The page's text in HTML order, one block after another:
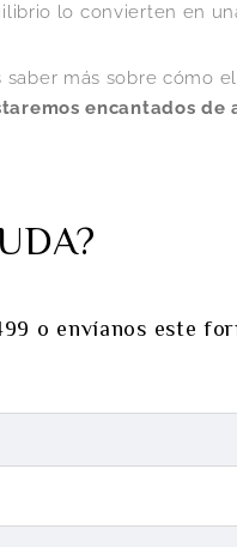
lo convierten en
saber más sobre cómo
encantados de
o envíanos este